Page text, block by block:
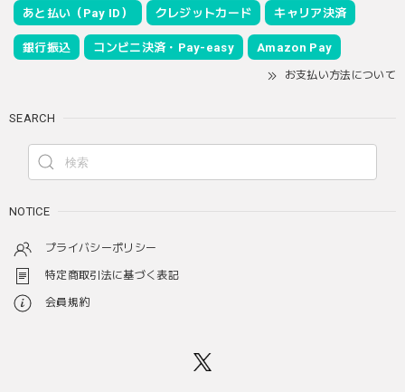
あと払い（Pay ID） クレジットカード キャリア決済
銀行振込 コンビニ決済・Pay-easy Amazon Pay
お支払い方法について
SEARCH
NOTICE
プライバシーポリシー
特定商取引法に基づく表記
会員規約